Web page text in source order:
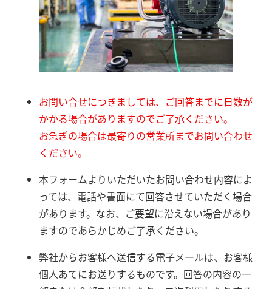
お問い合せにつきましては、ご回答までに日数が
かかる場合がありますのでご了承ください。
お急ぎの場合は最寄りの営業所までお問い合わせ
ください。
本フォームよりいただいたお問い合わせ内容によ
っては、電話や書面にて回答させていただく場合
があります。なお、ご要望に沿えない場合があり
ますのであらかじめご了承ください。
弊社からお客様へ送信する電子メールは、お客様
個人あてにお送りするものです。回答の内容の一